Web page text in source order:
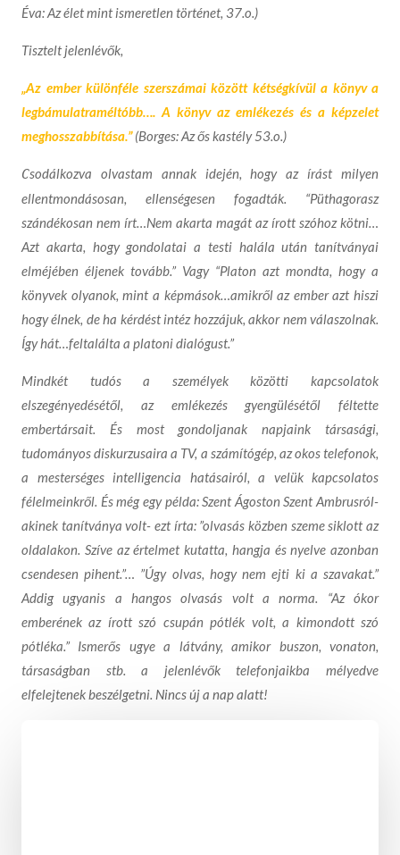
Éva: Az élet mint ismeretlen történet, 37.o.)
Tisztelt jelenlévők,
„Az ember különféle szerszámai között kétségkívül a könyv a
legbámulatraméltóbb…. A könyv az emlékezés és a képzelet
meghosszabbítása.” (Borges: Az ős kastély 53.o.)
Csodálkozva olvastam annak idején, hogy az írást milyen
ellentmondásosan, ellenségesen fogadták. “Püthagorasz
szándékosan nem írt…Nem akarta magát az írott szóhoz kötni…
Azt akarta, hogy gondolatai a testi halála után tanítványai
elméjében éljenek tovább.” Vagy “Platon azt mondta, hogy a
könyvek olyanok, mint a képmások…amikről az ember azt hiszi
hogy élnek, de ha kérdést intéz hozzájuk, akkor nem válaszolnak.
Így hát…feltalálta a platoni dialógust.”
Mindkét tudós a személyek közötti kapcsolatok
elszegényedésétől, az emlékezés gyengülésétől féltette
embertársait. És most gondoljanak napjaink társasági,
tudományos diskurzusaira a TV, a számítógép, az okos telefonok,
a mesterséges intelligencia hatásairól, a velük kapcsolatos
félelmeinkről. És még egy példa: Szent Ágoston Szent Ambrusról-
akinek tanítványa volt- ezt írta: ”olvasás közben szeme siklott az
oldalakon. Szíve az értelmet kutatta, hangja és nyelve azonban
csendesen pihent.”… ”Úgy olvas, hogy nem ejti ki a szavakat.”
Addig ugyanis a hangos olvasás volt a norma. “Az ókor
emberének az írott szó csupán pótlék volt, a kimondott szó
pótléka.” Ismerős ugye a látvány, amikor buszon, vonaton,
társaságban stb. a jelenlévők telefonjaikba mélyedve
elfelejtenek beszélgetni. Nincs új a nap alatt!